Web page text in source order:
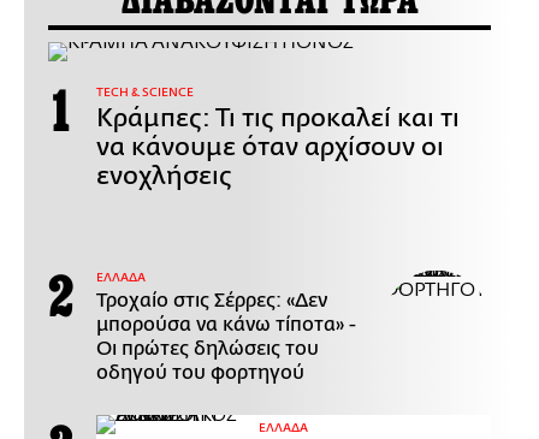
ΤECH & SCIENCE
Κράμπες: Τι τις προκαλεί και τι
να κάνουμε όταν αρχίσουν οι
ενοχλήσεις
ΕΛΛΑΔΑ
Τροχαίο στις Σέρρες: «Δεν
μπορούσα να κάνω τίποτα» -
Οι πρώτες δηλώσεις του
οδηγού του φορτηγού
ΕΛΛΑΔΑ